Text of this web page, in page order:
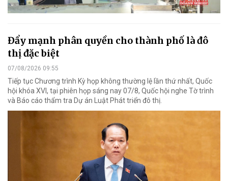
Đẩy mạnh phân quyền cho thành phố là đô
thị đặc biệt
07/08/2026 09:55
Tiếp tục Chương trình Kỳ họp không thường lệ lần thứ nhất, Quốc
hội khóa XVI, tại phiên họp sáng nay 07/8, Quốc hội nghe Tờ trình
và Báo cáo thẩm tra Dự án Luật Phát triển đô thị.